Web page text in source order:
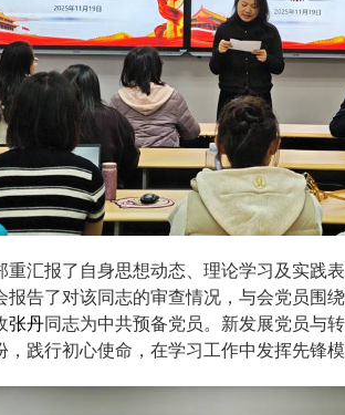
重汇报了自身思想动态、理论学习及实践
告了对该同志的审查情况，与会党员围
张丹同志为中共预备党员。新发展党员与
践行初心使命，在学习工作中发挥先锋